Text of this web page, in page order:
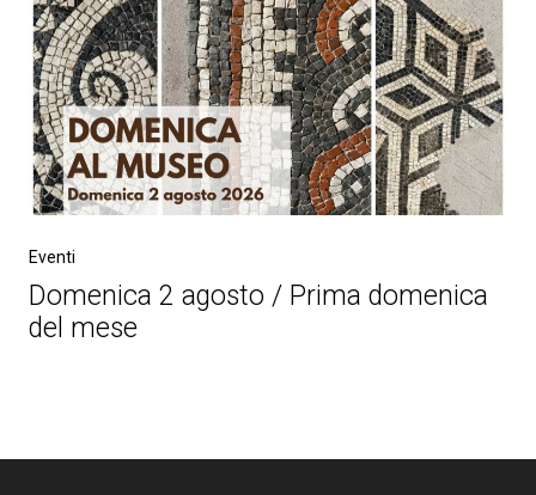
Eventi
Domenica 2 agosto / Prima domenica
del mese
navigation